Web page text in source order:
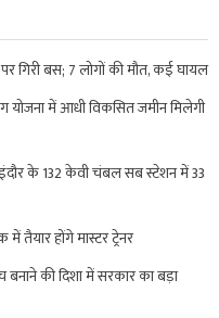
गिरी बस; 7 लोगों की मौत, कई घायल
योजना में आधी विकसित जमीन मिलेगी
के 132 केवी चंबल सब स्टेशन में 33
तैयार होंगे मास्टर ट्रेनर
की दिशा में सरकार का बड़ा